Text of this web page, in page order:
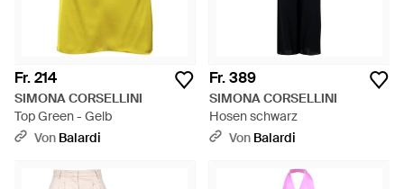
Fr. 214
SIMONA CORSELLINI
Top Green - Gelb
Von Balardi
Fr. 389
SIMONA CORSELLINI
Hosen schwarz
Von Balardi